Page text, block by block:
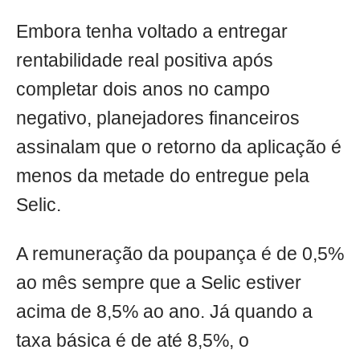
Embora tenha voltado a entregar
rentabilidade real positiva após
completar dois anos no campo
negativo, planejadores financeiros
assinalam que o retorno da aplicação é
menos da metade do entregue pela
Selic.
A remuneração da poupança é de 0,5%
ao mês sempre que a Selic estiver
acima de 8,5% ao ano. Já quando a
taxa básica é de até 8,5%, o